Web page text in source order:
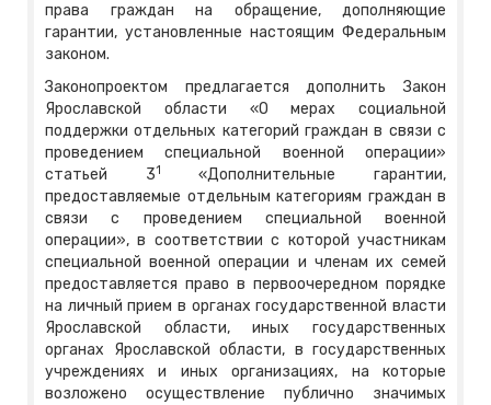
права граждан на обращение, дополняющие
гарантии, установленные настоящим Федеральным
законом.
Законопроектом предлагается дополнить Закон
Ярославской области «О мерах социальной
поддержки отдельных категорий граждан в связи с
проведением специальной военной операции»
статьей 31
«Дополнительные гарантии,
предоставляемые отдельным категориям граждан в
связи с проведением специальной военной
операции», в соответствии с которой участникам
специальной военной операции и членам их семей
предоставляется право в первоочередном порядке
на личный прием в органах государственной власти
Ярославской области, иных государственных
органах Ярославской области, в государственных
учреждениях и иных организациях, на которые
возложено осуществление публично значимых